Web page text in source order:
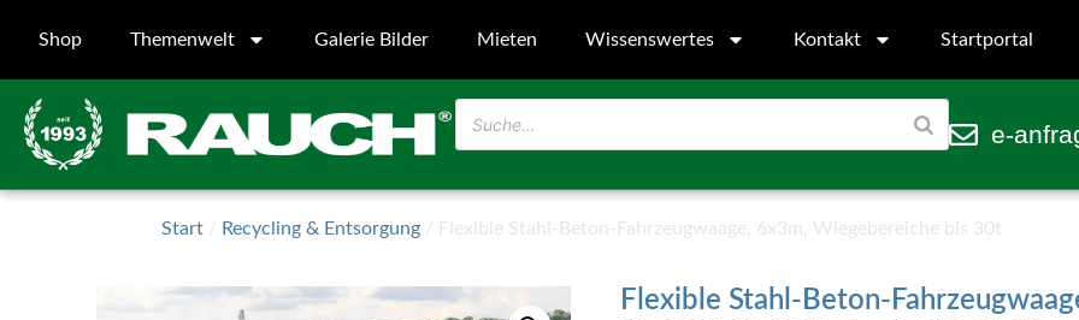
Shop Themenwelt Galerie Bilder Mieten Wissenswertes Kontakt Startportal
e-
Start / Recycling & Entsorgung / Flexible Stahl-Beton-Fahrzeugwaage, 6x3m, Wiegebereiche bis 30t
Flexible Stahl-Beton-